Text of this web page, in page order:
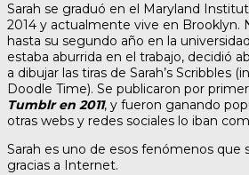
Sarah se graduó en el Maryland
2014 y actualmente vive en Brooklyn.
hasta su segundo año en la
estaba aburrida en el trabajo, decidió
a dibujar las tiras de Sarah’s Scribbles
Doodle Time). Se publicaron por
Tumblr en 2011, y fueron ganando
otras webs y redes sociales lo iban
Sarah es uno de esos fenómenos que
gracias a Internet.